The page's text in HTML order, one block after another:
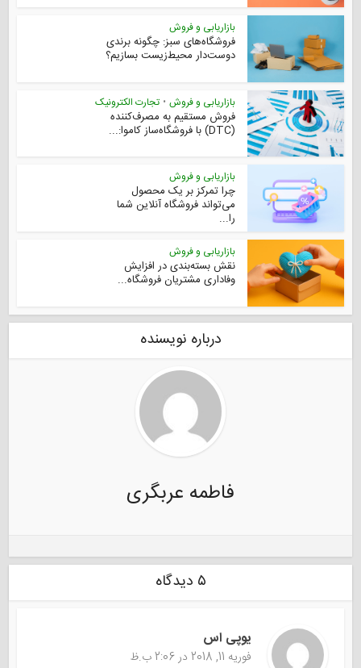
بازاریابی و فروش
فروشگاه‌های سبز: چگونه برندی
دوست‌دار محیط‌زیست بسازیم؟
بازاریابی و فروش • تجارت الکترونیک
فروش مستقیم به مصرف‌کننده
(DTC) با فروشگاه‌ساز کاموا:...
بازاریابی و فروش
چرا تمرکز بر یک محصول
می‌تواند فروشگاه آنلاین شما
را...
بازاریابی و فروش
نقش بسته‌بندی در افزایش
وفاداری مشتریان فروشگاه...
درباره نویسنده
فاطمه عربگری
۵ دیدگاه
یوپی اس
فوریه 11, 2018 در 2:06 ب.ظ